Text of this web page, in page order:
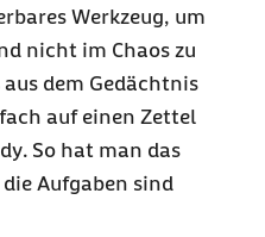
Werkzeug, um
nicht im Chaos zu
dem Gedächtnis
auf einen Zettel
. So hat man das
Aufgaben sind